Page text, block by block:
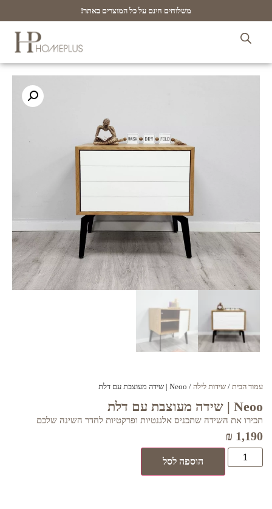
משלוחים חינם על כל המוצרים באתר!
עמוד הבית / שידות לילה / Neoo | שידה מעוצבת עם דלת
Neoo | שידה מעוצבת עם דלת
תכירו את השידה שתכניס אלגנטיות ופרקטיות לחדר השינה שלכם
₪ 1,190
הוספה לסל